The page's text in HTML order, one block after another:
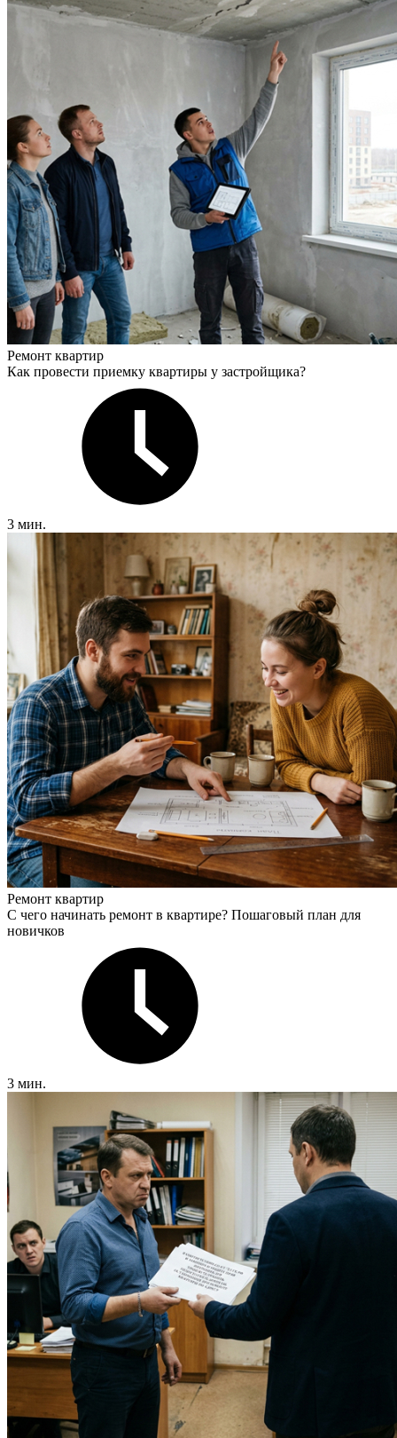
Ремонт квартир
Как провести приемку квартиры у застройщика?
3 мин.
Ремонт квартир
С чего начинать ремонт в квартире? Пошаговый план для
новичков
3 мин.